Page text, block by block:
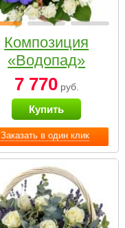
Заказать в один клик
Композиция
«Водопад»
7 770руб.
Купить